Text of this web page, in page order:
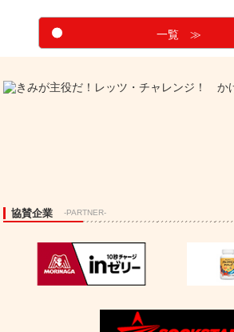
一覧 ≫
協賛企業 -PARTNER-